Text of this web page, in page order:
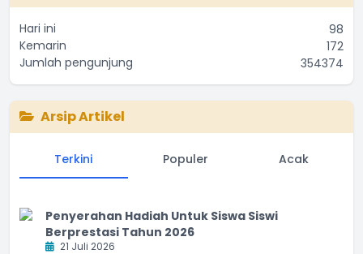
Hari ini
98
Kemarin
172
Jumlah pengunjung
354374
Arsip Artikel
Terkini Populer Acak
Penyerahan Hadiah Untuk Siswa Siswi
Berprestasi Tahun 2026
21 Juli 2026